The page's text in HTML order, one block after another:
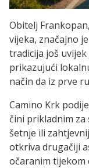
Obitelj
vijeka, značajno
tradicija još
prikazujući
način da iz prve
Camino Krk
čini prikladnim za
šetnje ili
otkriva drugačiji
očaranim tijekom